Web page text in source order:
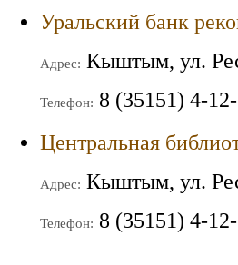
Уральский банк
Адрес: Кыштым, ул.
Телефон: 8 (35151) 4-
Центральная
Адрес: Кыштым, ул.
Телефон: 8 (35151) 4-